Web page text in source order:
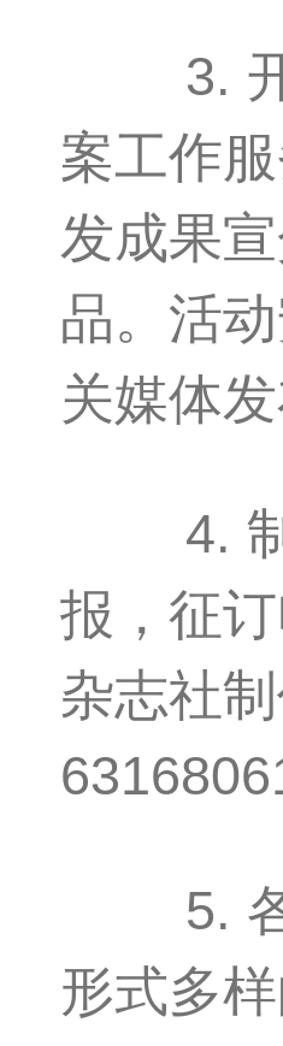
3. 开
案工作
发成果
品。活
关媒体发
4. 制
报，征
杂志社
5. 各
形式多